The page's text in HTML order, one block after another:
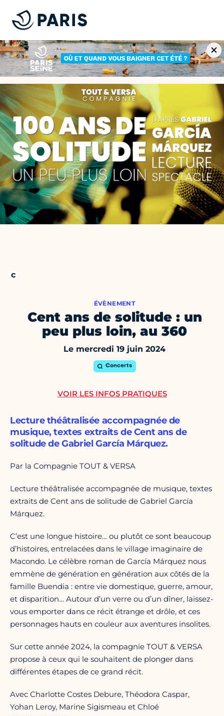
ÉVÈNEMENT
Cent ans de solitude : un
peu plus loin, au 360
Le mercredi 19 juin 2024
Concerts
Lecture théâtralisée accompagnée de
musique, textes extraits de Cent ans de
solitude de Gabriel García Márquez.
Par la Compagnie TOUT & VERSA
Lecture théâtralisée accompagnée de musique, textes
extraits de Cent ans de solitude de Gabriel García
Márquez.
C’est une longue histoire… ou plutôt ce sont beaucoup
d’histoires, entrelacées dans le village imaginaire de
Macondo. Le célèbre roman de García Márquez nous
emmène de génération en génération aux côtés de la
famille Buendia : entre vie domestique, guerre, amour,
et disparition… Autour d’un verre ou d’un dîner, laissez-
vous emporter dans ce récit étrange et drôle, et ces
personnages hauts en couleur aux aventures insolites.
Sur cette année 2024, la compagnie TOUT & VERSA
propose à ceux qui le souhaitent de plonger dans
différentes étapes de ce grand récit.
Avec Charlotte Costes Debure, Théodora Caspar,
Yohan Leroy, Marine Sigismeau et Chloé
VOIR LES INFOS PRATIQUES